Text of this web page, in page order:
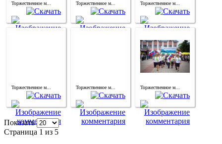
Торжественное м... Торжественное м... Торжественное м...
Торжественное м... Торжественное м... Торжественное м...
Показать
Страница 1 из 5